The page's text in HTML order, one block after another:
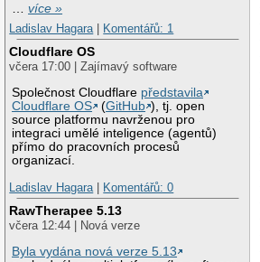
…více »
Ladislav Hagara
Komentářů: 1
Cloudflare OS
včera 17:00 | Zajímavý software
Společnost Cloudflare představila
Cloudflare OS
(GitHub ), tj. open
source platformu navrženou pro
integraci umělé inteligence (agentů)
přímo do pracovních procesů
organizací.
Ladislav Hagara
Komentářů: 0
RawTherapee 5.13
včera 12:44 | Nová verze
Byla vydána nová verze 5.13